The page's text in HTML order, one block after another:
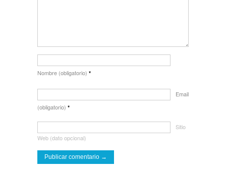
Nombre (obligatorio) *
Email
(obligatorio) *
Sitio
Web (dato opcional)